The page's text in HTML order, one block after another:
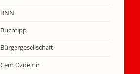
BNN
Buchtipp
Bürgergesellschaft
Cem Özdemir